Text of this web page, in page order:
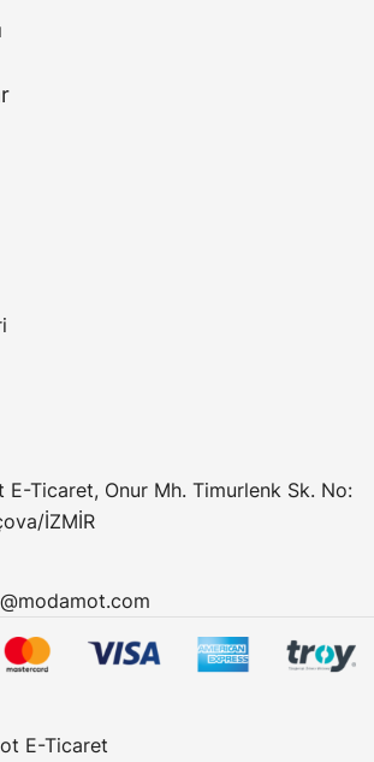
E-Ticaret, Onur Mh. Timurlenk Sk. No:
İZMİR
E-Ticaret